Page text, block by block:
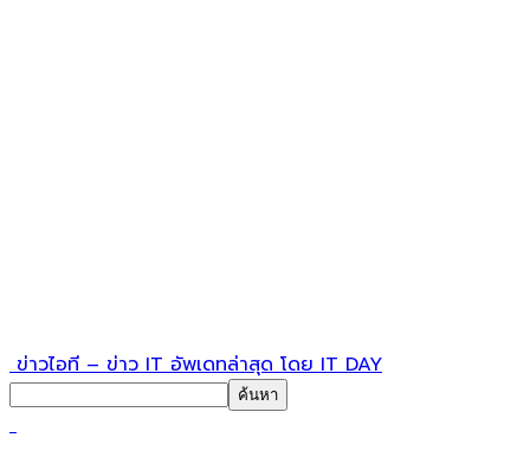
ข่าวไอที – ข่าว IT อัพเดทล่าสุด โดย IT DAY